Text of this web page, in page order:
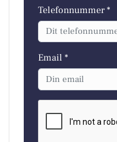
Telefonnummer *
Email *